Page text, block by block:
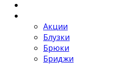
Акции
Блузки
Брюки
Бриджи